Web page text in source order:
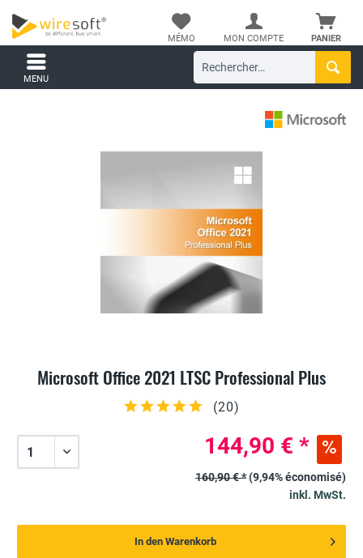
PANIER
MÉMO MON COMPTE
MENU
Microsoft Office 2021 LTSC Professional Plus
(20)
144,90 € *
160,90 € *(9,94% économisé)
inkl. MwSt.
In den Warenkorb